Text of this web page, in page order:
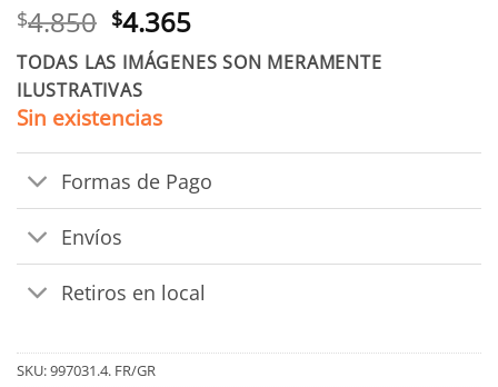
$4.850 El
precio
original
era:
$4.850.
$4.365El
precio
actual
TODAS LAS IMÁGENES SON MERAMENTE
ILUSTRATIVAS
Sin existencias
Formas de Pago
Envíos
Retiros en local
SKU:997031.4. FR/GR